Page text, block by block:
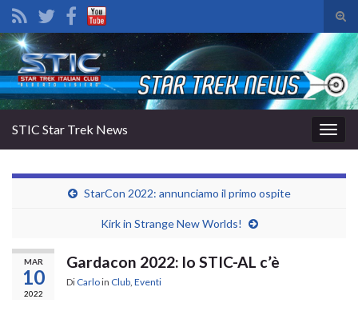
il
di
Search for:
la
STIC Star Trek News
StarCon 2022: annunciamo il primo ospite
Kirk in Strange New Worlds!
MAR
10
2022
Gardacon 2022: lo STIC-AL c’è
Di Carloin Club Eventi